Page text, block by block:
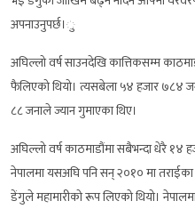
अपनाउनुपर्छ।ु
अघिल्लो वर्ष साउनदेखि कात्तिकसम्म
फैलिएको थियो। त्यसबेला ५४ हजार ७८४
८८ जनाले ज्यान गुमाएका थिए।
अघिल्लो वर्ष काठमाडौंमा सबैभन्दा धेरै १४
नेपालमा यसअघि पनि सन् २०१० मा
डेंगुले महामारीको रूप लिएको थियो।